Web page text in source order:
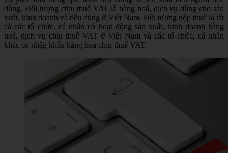
dùng. Đối tượng chịu thuế VAT là hàng hoá, dịch vụ dùng cho sản
xuất, kinh doanh và tiêu dùng ở Việt Nam. Đối tượng nộp thuế là tất
cả các tổ chức, cá nhân có hoạt động sản xuất, kinh doanh hàng
hoá, dịch vụ chịu thuế VAT ở Việt Nam và các tổ chức, cá nhân
khác có nhập khẩu hàng hoá chịu thuế VAT.